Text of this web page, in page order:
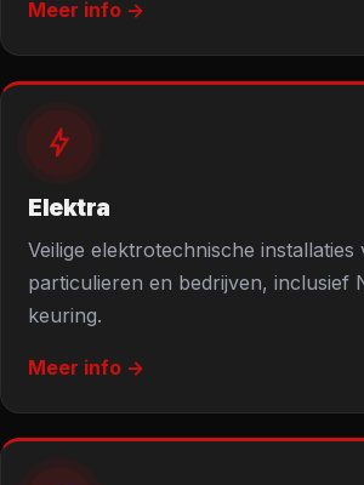
Meer info ->
Elektra
Veilige elektrotechnische installaties
particulieren en bedrijven, inclusief
keuring.
Meer info ->